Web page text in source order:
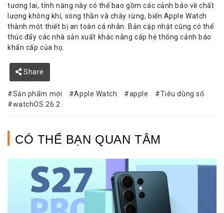
tương lai, tính năng này có thể bao gồm các cảnh báo về chất
lượng không khí, sóng thần và cháy rừng, biến Apple Watch
thành một thiết bị an toàn cá nhân. Bản cập nhật cũng có thể
thúc đẩy các nhà sản xuất khác nâng cấp hệ thống cảnh báo
khẩn cấp của họ.
Share
Sản phẩm mới Apple Watch apple
Tiêu dùng số
watchOS 26.2
CÓ THỂ BẠN QUAN TÂM